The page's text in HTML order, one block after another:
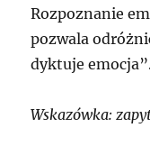
Rozpoznanie
pozwala
dyktuje
Wskazówka: